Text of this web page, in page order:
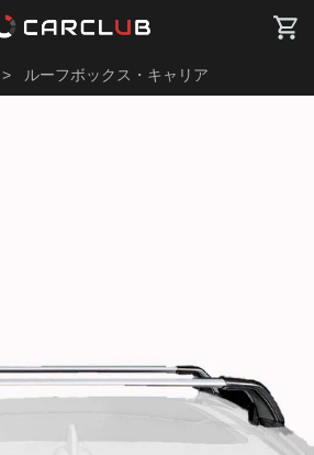
> ルーフボックス・キャリア